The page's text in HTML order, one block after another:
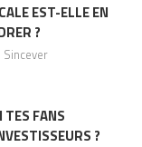
EST-ELLE EN
?
Sincever
TES FANS
?